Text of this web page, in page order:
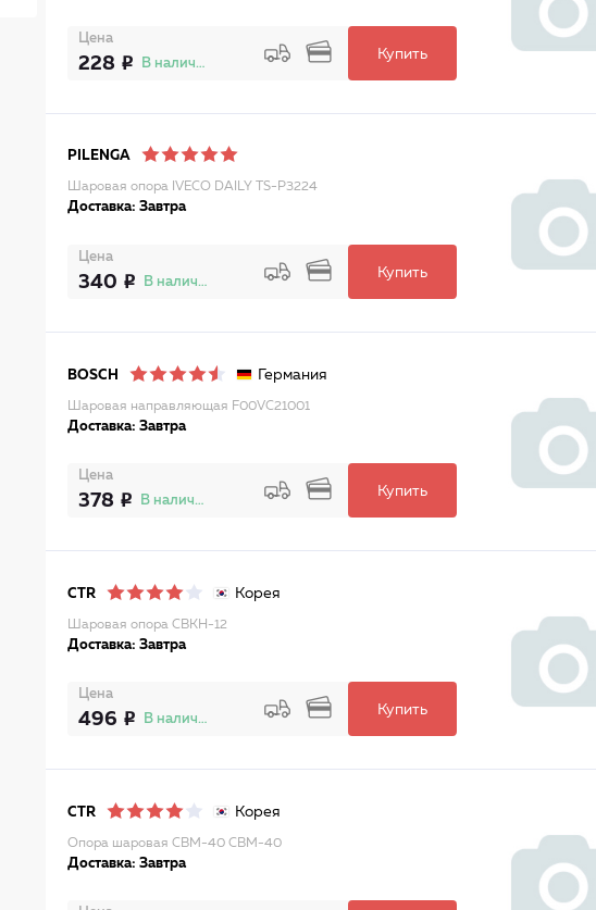
Цена
228 В наличии
Купить
PILENGA
Шаровая опора IVECO DAILY TS-P3224
Доставка: Завтра
Цена
340 В наличии
Купить
BOSCH Германия
Шаровая направляющая F00VC21001
Доставка: Завтра
Цена
378 В наличии
Купить
CTR Корея
Шаровая опора CBKH-12
Доставка: Завтра
Цена
496 В наличии
Купить
CTR Корея
Опора шаровая CBM-40 CBM-40
Доставка: Завтра